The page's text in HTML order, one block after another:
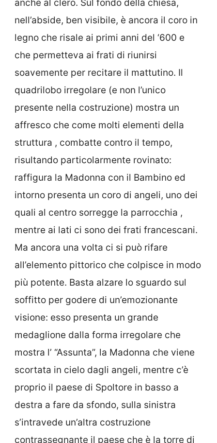
anche al clero. Sul fondo della chiesa,
nell’abside, ben visibile, è ancora il coro in
legno che risale ai primi anni del ‘600 e
che permetteva ai frati di riunirsi
soavemente per recitare il mattutino. Il
quadrilobo irregolare (e non l’unico
presente nella costruzione) mostra un
affresco che come molti elementi della
struttura , combatte contro il tempo,
risultando particolarmente rovinato:
raffigura la Madonna con il Bambino ed
intorno presenta un coro di angeli, uno dei
quali al centro sorregge la parrocchia ,
mentre ai lati ci sono dei frati francescani.
Ma ancora una volta ci si può rifare
all’elemento pittorico che colpisce in modo
più potente. Basta alzare lo sguardo sul
soffitto per godere di un’emozionante
visione: esso presenta un grande
medaglione dalla forma irregolare che
mostra l’ “Assunta”, la Madonna che viene
scortata in cielo dagli angeli, mentre c’è
proprio il paese di Spoltore in basso a
destra a fare da sfondo, sulla sinistra
s’intravede un’altra costruzione
contrassegnante il paese che è la torre di